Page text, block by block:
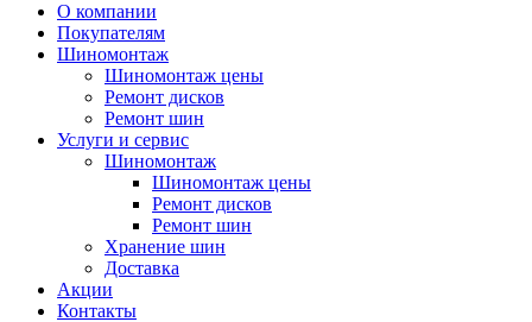
О компании
Покупателям
Шиномонтаж
Шиномонтаж цены
Ремонт дисков
Ремонт шин
Услуги и сервис
Шиномонтаж
Шиномонтаж цены
Ремонт дисков
Ремонт шин
Хранение шин
Доставка
Акции
Контакты